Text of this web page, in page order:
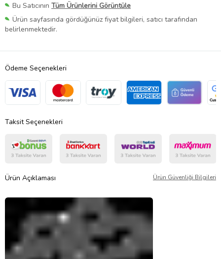
Bu Satıcının Tüm Ürünlerini Görüntüle
Ürün sayfasında gördüğünüz fiyat bilgileri, satıcı tarafından
belirlenmektedir.
Ödeme Seçenekleri
Taksit Seçenekleri
Ürün Açıklaması Ürün Güvenliği Bilgileri